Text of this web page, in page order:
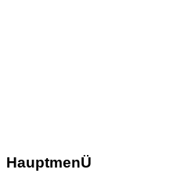
HauptmenÜ